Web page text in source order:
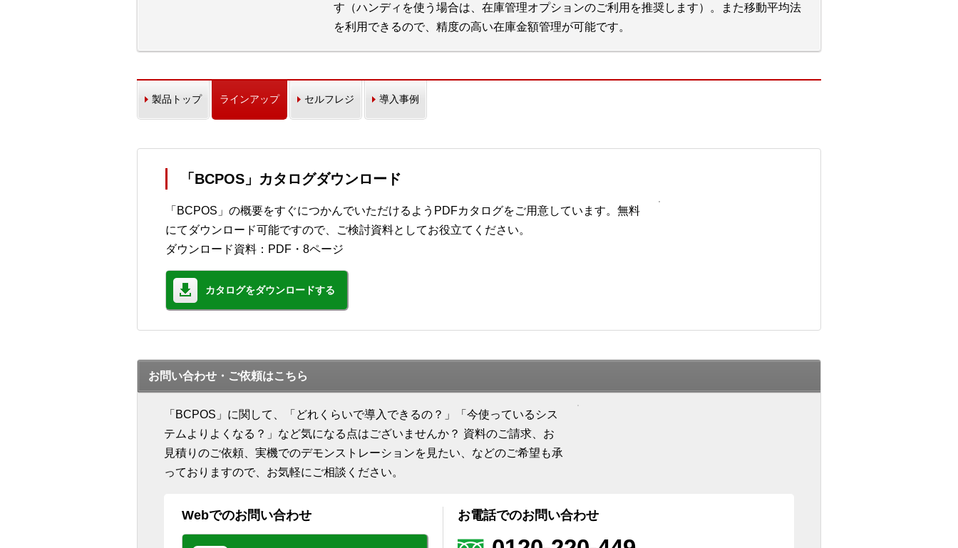
す（ハンディを使う場合は、在庫管理オプションのご利用を推奨します）。また移動平均法
を利用できるので、精度の高い在庫金額管理が可能です。
製品トップ ラインアップ セルフレジ 導入事例
「BCPOS」カタログダウンロード
「BCPOS」の概要をすぐにつかんでいただけるようPDFカタログをご用意しています。無料
にてダウンロード可能ですので、ご検討資料としてお役立てください。
ダウンロード資料：PDF・8ページ
カタログをダウンロードする
お問い合わせ・ご依頼はこちら
「BCPOS」に関して、「どれくらいで導入できるの？」「今使っているシス
テムよりよくなる？」など気になる点はございませんか？ 資料のご請求、お
見積りのご依頼、実機でのデモンストレーションを見たい、などのご希望も承
っておりますので、お気軽にご相談ください。
Webでのお問い合わせ お電話でのお問い合わせ